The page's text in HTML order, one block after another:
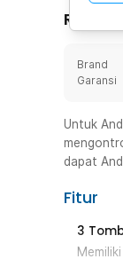
Brand
Garansi
Untuk
dapat
Fitur
3